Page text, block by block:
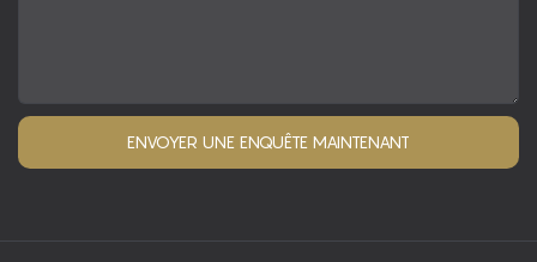
ENVOYER UNE ENQUÊTE MAINTENANT